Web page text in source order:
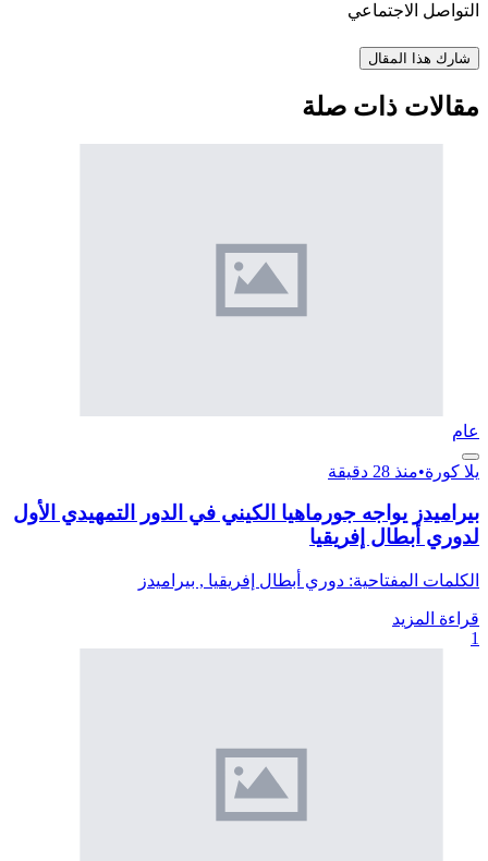
التواصل الاجتماعي
شارك هذا المقال
مقالات ذات صلة
عام
يلا كورة•منذ 28 دقيقة
بيراميدز يواجه جورماهيا الكيني في الدور التمهيدي الأول
لدوري أبطال إفريقيا
الكلمات المفتاحية: دوري أبطال إفريقيا , بيراميدز
قراءة المزيد
1